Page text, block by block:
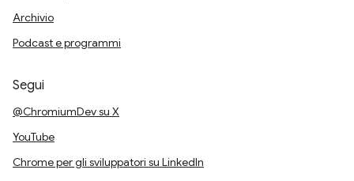
Archivio
Podcast e programmi
Segui
@ChromiumDev su X
YouTube
Chrome per gli sviluppatori su LinkedIn